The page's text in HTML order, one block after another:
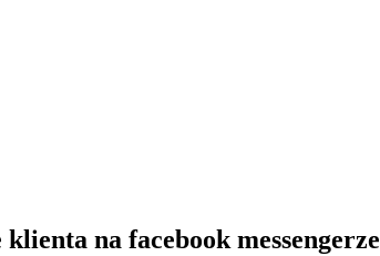
na facebook messengerze